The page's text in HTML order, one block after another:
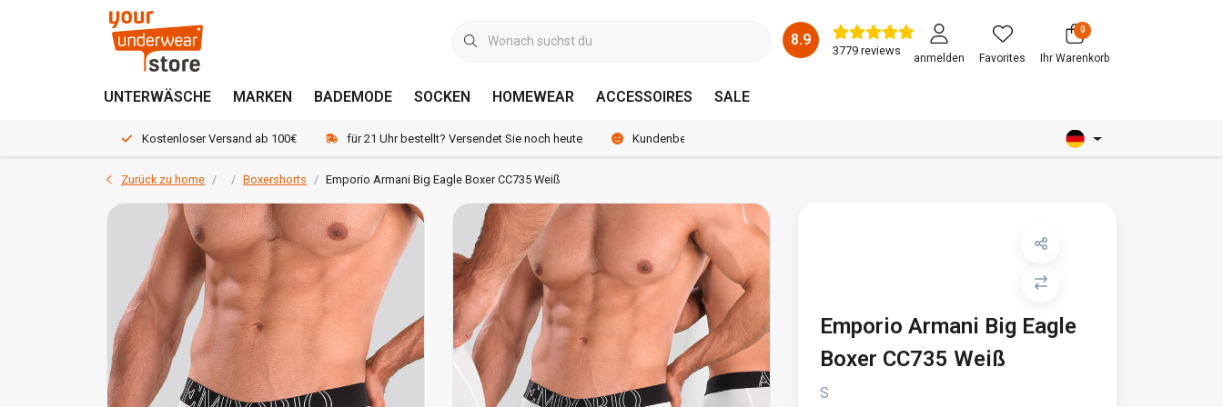
8.9
3779 reviews
anmelden Favorites
0
Ihr Warenkorb
UNTERWÄSCHE MARKEN BADEMODE SOCKEN HOMEWEAR ACCESSOIRES SALE
Kostenloser Versand ab 100€ für 21 Uhr bestellt? Versendet Sie noch heute Kundenbewertung 8.9 /10
Zurück zu home Boxershorts Emporio Armani Big Eagle Boxer CC735 Weiß
Emporio Armani Big Eagle
Boxer CC735 Weiß
S